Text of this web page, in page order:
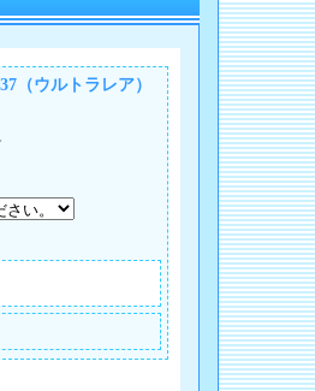
（ウルトラレア）